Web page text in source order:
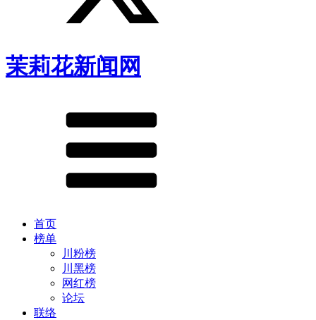
茉莉花新闻网
首页
榜单
川粉榜
川黑榜
网红榜
论坛
联络